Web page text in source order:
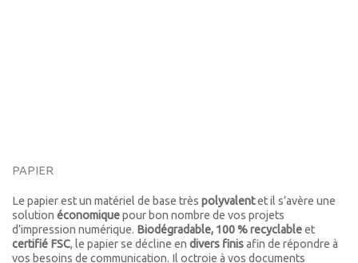
PAPIER
Le papier est un matériel de base très polyvalentet il s’avère une
solution économiquepour bon nombre de vos projets
d’impression numérique. Biodégradable, 100 % recyclableet
certifié FSC, le papier se décline en divers finisafin de répondre à
vos besoins de communication. Il octroie à vos documents